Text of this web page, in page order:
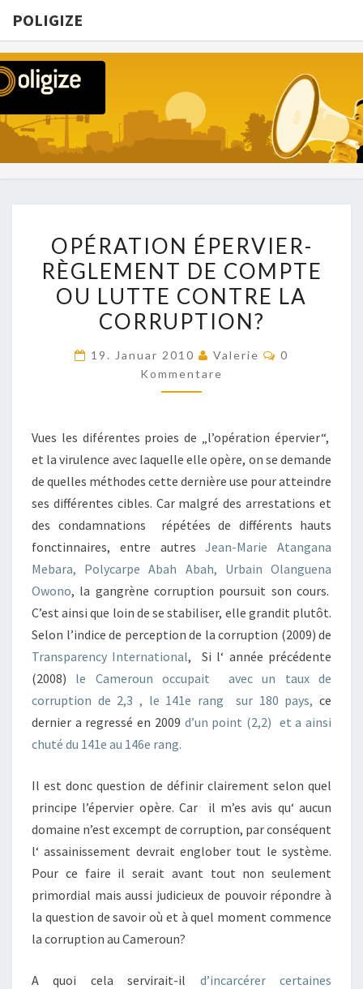
POLIGIZE
POLIGIZE
About
Economy,
Politics,
ÉPERVIER-
RÈGLEMENT
DE
COMPTE
LUTTE
CONTRE
OPÉRATION ÉPERVIER-
RÈGLEMENT DE COMPTE
OU LUTTE CONTRE LA
CORRUPTION?
19. Januar 2010 Valerie Kommentare
0
Kommentare
Vues les diférentes proies de „l’opération épervier“,
et la virulence avec laquelle elle opère, on se demande
de quelles méthodes cette dernière use pour atteindre
ses différentes cibles. Car malgré des arrestations et
des condamnations répétées de différents hauts
fonctinnaires, entre autresJean-Marie Atangana
Mebara, Polycarpe Abah Abah, Urbain Olanguena
Owono, la gangrène corruption poursuit son cours.
C’est ainsi que loin de se stabiliser, elle grandit plutôt.
Selon l’indice de perception de la corruption (2009) de
Transparency International, Si l‘ année précédente
(2008) le Cameroun occupait avec un taux de
corruption de 2,3 , le 141e rang sur 180 pays, ce
dernier a regressé en 2009 d’un point (2,2) et a ainsi
chuté du 141e au 146e rang.
Il est donc question de définir clairement selon quel
principe l’épervier opère. Car il m’es avis qu‘ aucun
domaine n’est excempt de corruption, par conséquent
l‘ assainissement devrait englober tout le système.
Pour ce faire il serait avant tout non seulement
primordial mais aussi judicieux de pouvoir répondre à
la question de savoir où et à quel moment commence
la corruption au Cameroun?
A quoi cela servirait-il d’incarcérer certaines